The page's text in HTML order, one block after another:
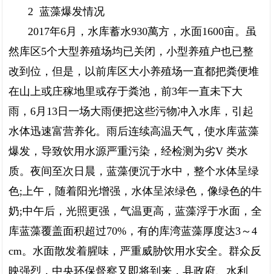
2 蓝藻爆发情况
2017年6月，水库蓄水930萬方，水面1600亩。虽
然库区5个大型养殖场均已关闭，小型养殖户也已整
改到位，但是，以前库区大小养殖场一直都把粪便堆
在山上或庄稼地里或存于粪池，前3年一直未下大
雨，6月13日一场大雨便把这些污物冲入水库，引起
水体迅速富营养化。雨后连续高温天气，使水库蓝藻
爆发，导致饮用水源严重污染，经检测为劣V 类水
质。夜间至次日晨，蓝藻便沉于水中，整个水体呈绿
色;上午，随着阳光增强，水体呈浓绿色，像绿色的牛
奶;中午后，光照更强，气温更高，蓝藻浮于水面，全
库蓝藻覆盖面积超过70%，有的库湾蓝藻厚度达3～4
cm。水面散发着腥味，严重威胁饮用水安全。群众反
映强烈，中央环保督察又即将到来，县政府、水利